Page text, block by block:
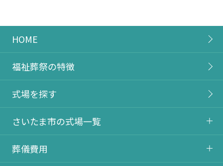
HOME
福祉葬祭の特徴
式場を探す
さいたま市の式場一覧
葬儀費用